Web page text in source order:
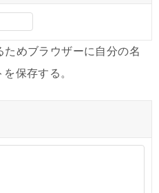
めブラウザーに自分の名
保存する。